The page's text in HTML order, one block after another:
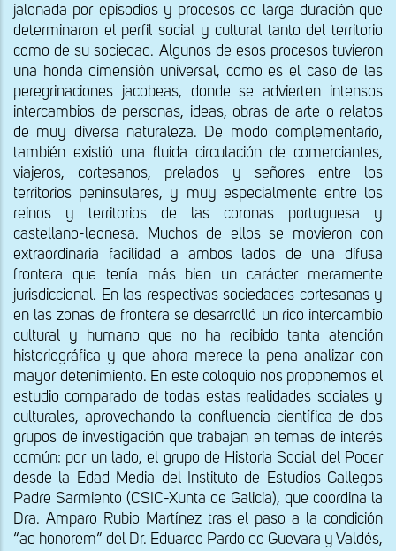
jalonada por episodios y procesos de larga duración que
determinaron el perfil social y cultural tanto del territorio
como de su sociedad. Algunos de esos procesos tuvieron
una honda dimensión universal, como es el caso de las
peregrinaciones jacobeas, donde se advierten intensos
intercambios de personas, ideas, obras de arte o relatos
de muy diversa naturaleza. De modo complementario,
también existió una fluida circulación de comerciantes,
viajeros, cortesanos, prelados y señores entre los
territorios peninsulares, y muy especialmente entre los
reinos y territorios de las coronas portuguesa y
castellano-leonesa. Muchos de ellos se movieron con
extraordinaria facilidad a ambos lados de una difusa
frontera que tenía más bien un carácter meramente
jurisdiccional. En las respectivas sociedades cortesanas y
en las zonas de frontera se desarrolló un rico intercambio
cultural y humano que no ha recibido tanta atención
historiográfica y que ahora merece la pena analizar con
mayor detenimiento. En este coloquio nos proponemos el
estudio comparado de todas estas realidades sociales y
culturales, aprovechando la confluencia científica de dos
grupos de investigación que trabajan en temas de interés
común: por un lado, el grupo de Historia Social del Poder
desde la Edad Media del Instituto de Estudios Gallegos
Padre Sarmiento (CSIC-Xunta de Galicia), que coordina la
Dra. Amparo Rubio Martínez tras el paso a la condición
“ad honorem” del Dr. Eduardo Pardo de Guevara y Valdés,